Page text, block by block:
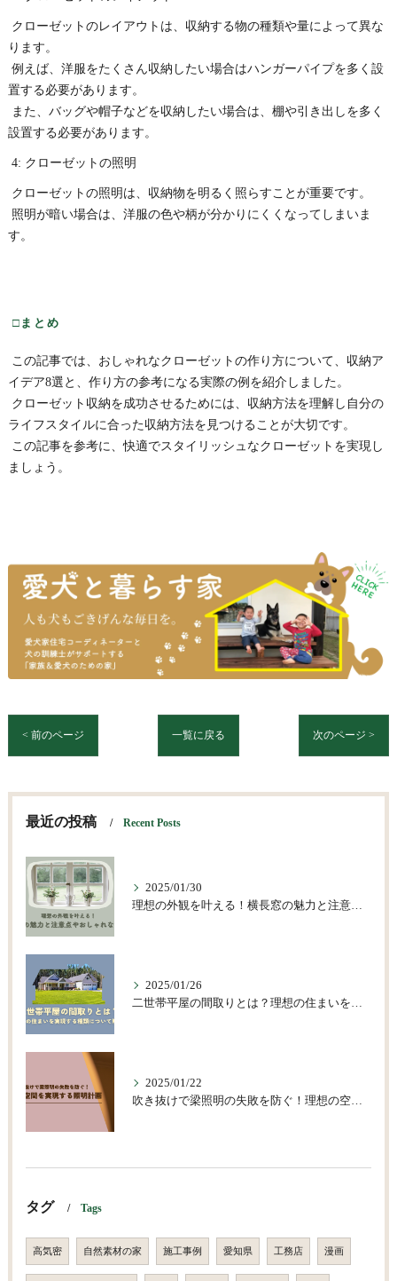
クローゼットのレイアウトは、収納する物の種類や量によって異な
ります。
例えば、洋服をたくさん収納したい場合はハンガーパイプを多く設
置する必要があります。
また、バッグや帽子などを収納したい場合は、棚や引き出しを多く
設置する必要があります。
4: クローゼットの照明
クローゼットの照明は、収納物を明るく照らすことが重要です。
照明が暗い場合は、洋服の色や柄が分かりにくくなってしまいま
す。
□まとめ
この記事では、おしゃれなクローゼットの作り方について、収納ア
イデア8選と、作り方の参考になる実際の例を紹介しました。
クローゼット収納を成功させるためには、収納方法を理解し自分の
ライフスタイルに合った収納方法を見つけることが大切です。
この記事を参考に、快適でスタイリッシュなクローゼットを実現し
ましょう。
< 前のページ 一覧に戻る 次のページ >
最近の投稿 Recent Posts
2025/01/30
理想の外観を叶える！横長窓の魅力と注意点やおしゃれな活用術
2025/01/26
二世帯平屋の間取りとは？理想の住まいを実現する種類について解説
2025/01/22
吹き抜けで梁照明の失敗を防ぐ！理想の空間を実現する照明計画
タグ Tags
高気密 自然素材の家 施工事例 愛知県 工務店 漫画